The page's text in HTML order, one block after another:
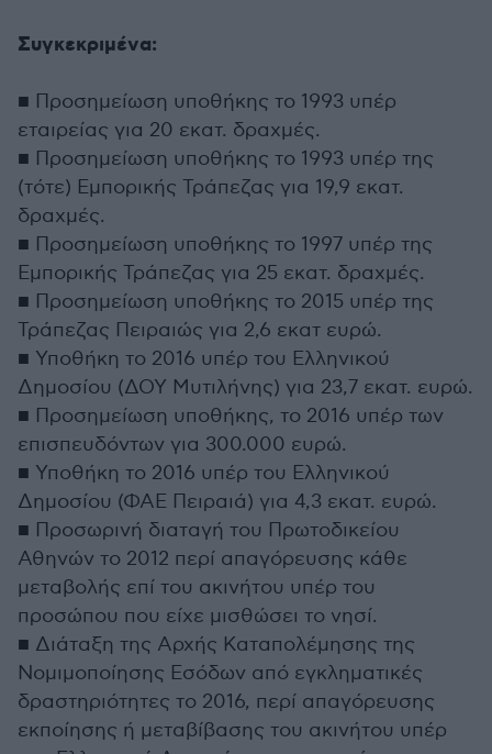
Συγκεκριμένα:
■ Προσημείωση υποθήκης το 1993 υπέρ
εταιρείας για 20 εκατ. δραχμές.
■ Προσημείωση υποθήκης το 1993 υπέρ της
(τότε) Εμπορικής Τράπεζας για 19,9 εκατ.
δραχμές.
■ Προσημείωση υποθήκης το 1997 υπέρ της
Εμπορικής Τράπεζας για 25 εκατ. δραχμές.
■ Προσημείωση υποθήκης το 2015 υπέρ της
Τράπεζας Πειραιώς για 2,6 εκατ ευρώ.
■ Υποθήκη το 2016 υπέρ του Ελληνικού
Δημοσίου (ΔΟΥ Μυτιλήνης) για 23,7 εκατ. ευρώ.
■ Προσημείωση υποθήκης, το 2016 υπέρ των
επισπευδόντων για 300.000 ευρώ.
■ Υποθήκη το 2016 υπέρ του Ελληνικού
Δημοσίου (ΦΑΕ Πειραιά) για 4,3 εκατ. ευρώ.
■ Προσωρινή διαταγή του Πρωτοδικείου
Αθηνών το 2012 περί απαγόρευσης κάθε
μεταβολής επί του ακινήτου υπέρ του
προσώπου που είχε μισθώσει το νησί.
■ Διάταξη της Αρχής Καταπολέμησης της
Νομιμοποίησης Εσόδων από εγκληματικές
δραστηριότητες το 2016, περί απαγόρευσης
εκποίησης ή μεταβίβασης του ακινήτου υπέρ